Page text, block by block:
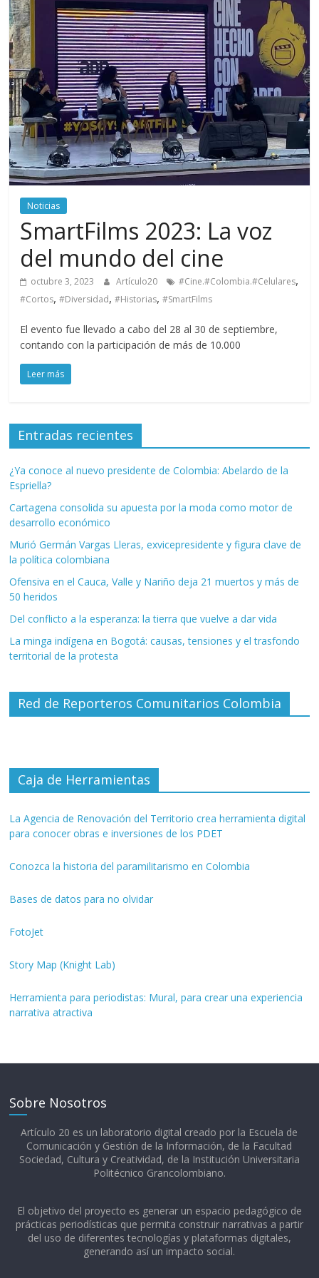
periodismo
digital
del
Politécnico
Grancolombiano
Noticias
SmartFilms 2023: La voz
del mundo del cine
octubre 3, 2023 Artículo20 #Cine.#Colombia.#Celulares,
#Cortos,#Diversidad,#Historias,#SmartFilms
El evento fue llevado a cabo del 28 al 30 de septiembre,
contando con la participación de más de 10.000
Leer más
Entradas recientes
¿Ya conoce al nuevo presidente de Colombia: Abelardo de la
Espriella?
Cartagena consolida su apuesta por la moda como motor de
desarrollo económico
Murió Germán Vargas Lleras, exvicepresidente y figura clave de
la política colombiana
Ofensiva en el Cauca, Valle y Nariño deja 21 muertos y más de
50 heridos
Del conflicto a la esperanza: la tierra que vuelve a dar vida
La minga indígena en Bogotá: causas, tensiones y el trasfondo
territorial de la protesta
Red de Reporteros Comunitarios Colombia
Caja de Herramientas
La Agencia de Renovación del Territorio crea herramienta digital
para conocer obras e inversiones de los PDET
Conozca la historia del paramilitarismo en Colombia
Bases de datos para no olvidar
FotoJet
Story Map (Knight Lab)
Herramienta para periodistas: Mural, para crear una experiencia
narrativa atractiva
Sobre Nosotros
Artículo 20 es un laboratorio digital creado por la Escuela de
Comunicación y Gestión de la Información, de la Facultad
Sociedad, Cultura y Creatividad, de la Institución Universitaria
Politécnico Grancolombiano.​
El objetivo del proyecto es generar un espacio pedagógico de
prácticas periodísticas que permita construir narrativas a partir
del uso de diferentes tecnologías y plataformas digitales,
generando así un impacto social.